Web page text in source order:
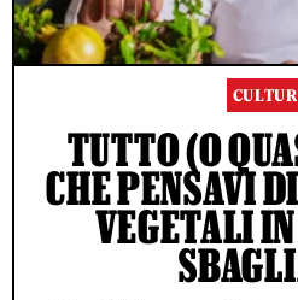
TUTTO (O
CHE PENSAVI
VEGETALI